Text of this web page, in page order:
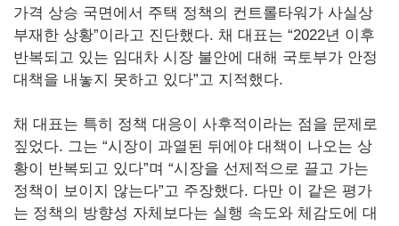
가격 상승 국면에서 주택 정책의 컨트롤타워가 사실상
부재한 상황”이라고 진단했다. 채 대표는 “2022년 이후
반복되고 있는 임대차 시장 불안에 대해 국토부가 안정
대책을 내놓지 못하고 있다”고 지적했다.
채 대표는 특히 정책 대응이 사후적이라는 점을 문제로
짚었다. 그는 “시장이 과열된 뒤에야 대책이 나오는 상
황이 반복되고 있다”며 “시장을 선제적으로 끌고 가는
정책이 보이지 않는다”고 주장했다. 다만 이 같은 평가
는 정책의 방향성 자체보다는 실행 속도와 체감도에 대